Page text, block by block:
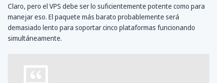
Claro, pero el VPS debe ser lo suficientemente potente como para
manejar eso. El paquete más barato probablemente será
demasiado lento para soportar cinco plataformas funcionando
simultáneamente.